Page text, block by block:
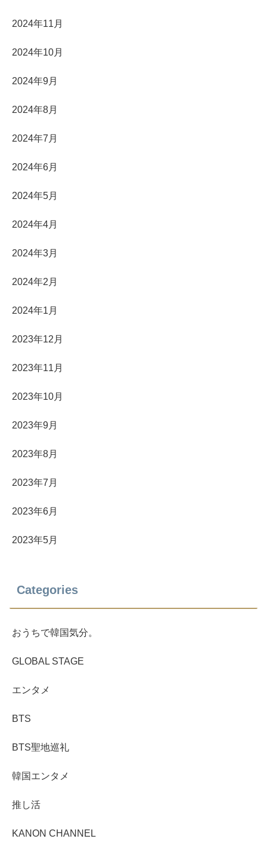
2024年11月
2024年10月
2024年9月
2024年8月
2024年7月
2024年6月
2024年5月
2024年4月
2024年3月
2024年2月
2024年1月
2023年12月
2023年11月
2023年10月
2023年9月
2023年8月
2023年7月
2023年6月
2023年5月
Categories
おうちで韓国気分。
GLOBAL STAGE
エンタメ
BTS
BTS聖地巡礼
韓国エンタメ
推し活
KANON CHANNEL